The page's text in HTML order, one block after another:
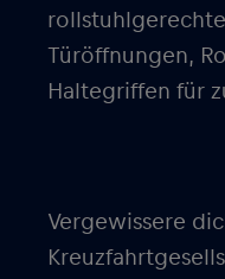
Türöffnungen,
Haltegriffen für
Vergewissere